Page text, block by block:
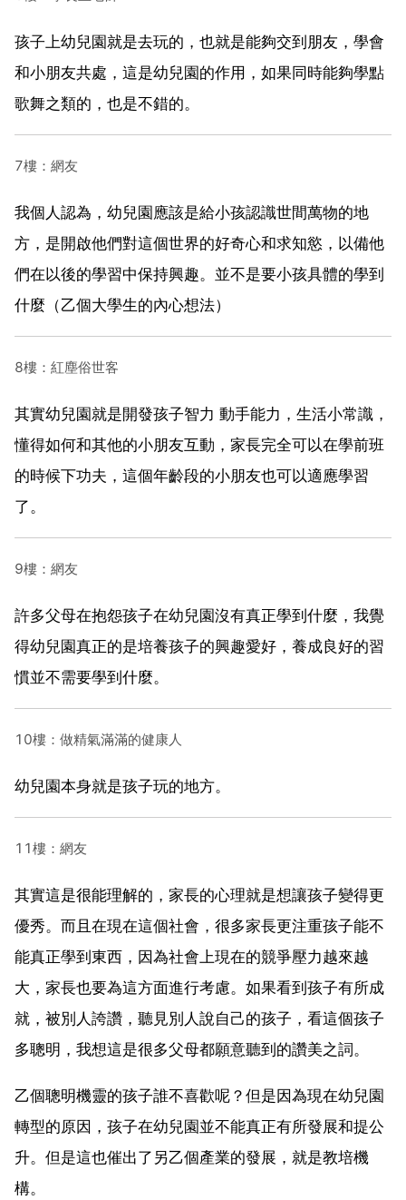
孩子上幼兒園就是去玩的，也就是能夠交到朋友，學會
和小朋友共處，這是幼兒園的作用，如果同時能夠學點
歌舞之類的，也是不錯的。
7樓：網友
我個人認為，幼兒園應該是給小孩認識世間萬物的地
方，是開啟他們對這個世界的好奇心和求知慾，以備他
們在以後的學習中保持興趣。並不是要小孩具體的學到
什麼（乙個大學生的內心想法）
8樓：紅塵俗世客
其實幼兒園就是開發孩子智力 動手能力，生活小常識，
懂得如何和其他的小朋友互動，家長完全可以在學前班
的時候下功夫，這個年齡段的小朋友也可以適應學習
了。
9樓：網友
許多父母在抱怨孩子在幼兒園沒有真正學到什麼，我覺
得幼兒園真正的是培養孩子的興趣愛好，養成良好的習
慣並不需要學到什麼。
10樓：做精氣滿滿的健康人
幼兒園本身就是孩子玩的地方。
11樓：網友
其實這是很能理解的，家長的心理就是想讓孩子變得更
優秀。而且在現在這個社會，很多家長更注重孩子能不
能真正學到東西，因為社會上現在的競爭壓力越來越
大，家長也要為這方面進行考慮。如果看到孩子有所成
就，被別人誇讚，聽見別人說自己的孩子，看這個孩子
多聰明，我想這是很多父母都願意聽到的讚美之詞。
乙個聰明機靈的孩子誰不喜歡呢？但是因為現在幼兒園
轉型的原因，孩子在幼兒園並不能真正有所發展和提公
升。但是這也催出了另乙個產業的發展，就是教培機
構。